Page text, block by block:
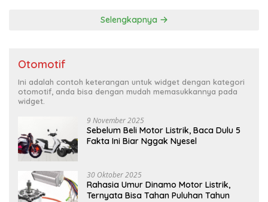
Selengkapnya
Otomotif
Ini adalah contoh keterangan untuk widget dengan kategori
otomotif, anda bisa dengan mudah memasukkannya pada
widget.
9 November 2025
Sebelum Beli Motor Listrik, Baca Dulu 5
Fakta Ini Biar Nggak Nyesel
30 Oktober 2025
Rahasia Umur Dinamo Motor Listrik,
Ternyata Bisa Tahan Puluhan Tahun